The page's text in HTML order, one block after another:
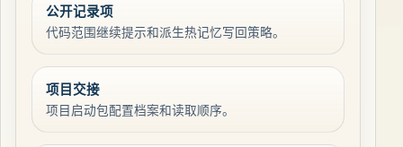
公开记录项
代码范围继续提示和派生热记忆写回策略。
项目交接
项目启动包配置档案和读取顺序。